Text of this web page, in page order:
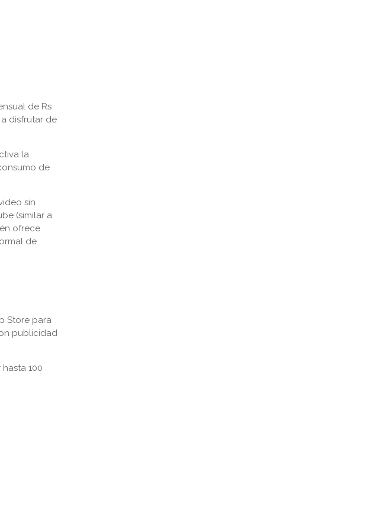
de Rs
disfrutar de
la
de
sin
(similar a
ofrece
de
Store para
publicidad
100